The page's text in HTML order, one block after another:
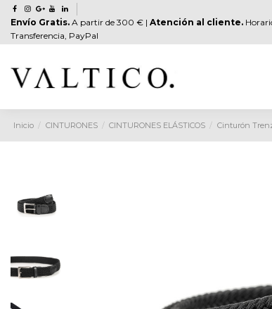
Envío Gratis. A partir de 300 € | Atención al cliente.
Transferencia, PayPal
Inicio CINTURONES CINTURONES ELÁSTICOS Cinturón